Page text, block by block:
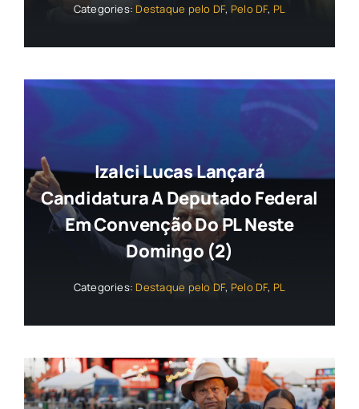
Categories: Destaque pelo DF, Pelo DF, PL
Izalci Lucas Lançará
Candidatura A Deputado Federal
Em Convenção Do PL Neste
Domingo (2)
Categories: Destaque pelo DF, Pelo DF, PL